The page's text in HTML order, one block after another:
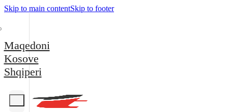
Skip to main contentSkip to footer
Maqedoni
Kosove
Shqiperi